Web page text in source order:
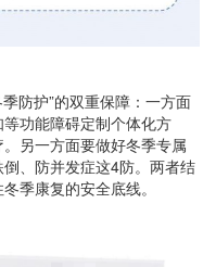
防护”的双重保障：一方面
功能障碍定制个体化方
另一方面要做好冬季专属
、防并发症这4防。两者结
季康复的安全底线。